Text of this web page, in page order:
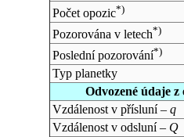
Počet opozic*)
Pozorována v letech*)
Poslední pozorování*)
Typ planetky
Odvozené údaje
Vzdálenost v přísluní – q
Vzdálenost v odsluní – Q